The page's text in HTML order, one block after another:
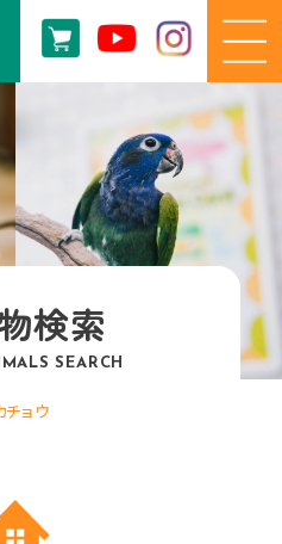
検索
SEARCH
チョウ